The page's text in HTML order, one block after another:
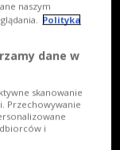
naszym
Polityka
dane w
skanowanie
Przechowywanie
i